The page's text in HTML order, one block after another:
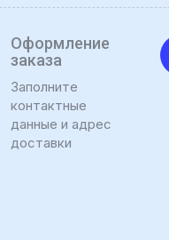
Оформление
заказа
Заполните
контактные
данные и адрес
доставки